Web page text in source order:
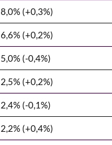
8,0% (+0,3%)
6,6% (+0,2%)
5,0% (-0,4%)
2,5% (+0,2%)
2,4% (-0,1%)
2,2% (+0,4%)